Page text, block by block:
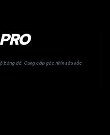
bóng đá. Cung cấp góc nhìn sâu sắc